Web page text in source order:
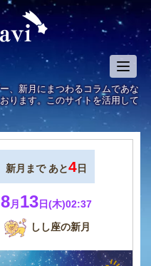
T
o
g
g
l
t
、新月にまつわるコラムであな
ります。このサイトを活用して
新月まで あと4日
8月 13日(木)02:37
しし座の新月